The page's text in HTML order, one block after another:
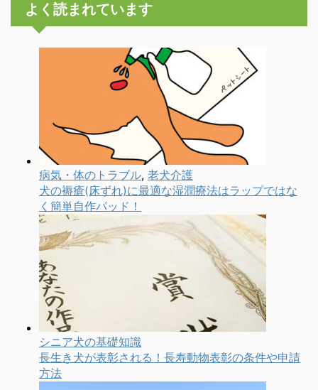
よく読まれています